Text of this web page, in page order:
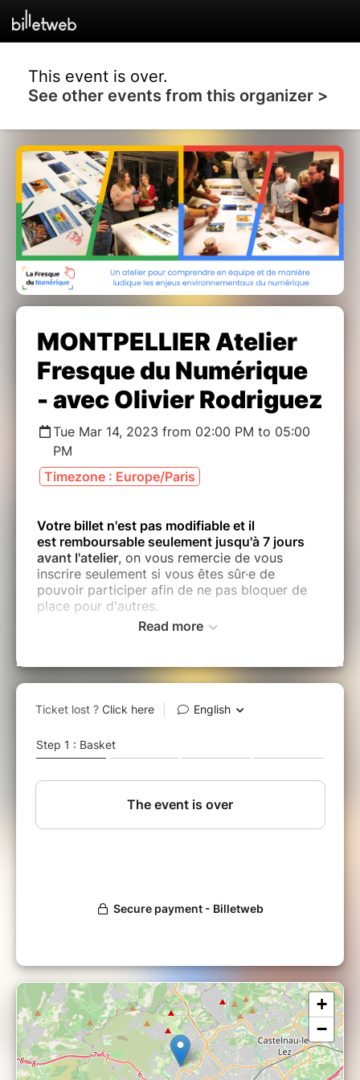
This event is over.
See other events from this organizer >
MONTPELLIER Atelier
Fresque du Numérique
- avec Olivier Rodriguez
Tue Mar 14, 2023 from 02:00 PM to 05:00
PM
Timezone : Europe/Paris
Votre billet n'est pas modifiable et il
est remboursable seulement jusqu'à 7 jours
avant l'atelier, on vous remercie de vous
inscrire seulement si vous êtes sûr·e de
pouvoir participer afin de ne pas bloquer de
place pour d'autres.
Cet atelier citoyen est destiné aux particuliers
seulement en test, avec maximum 1
représentant·e d'une même entreprise. Si vous
page dédiée aux entreprises.
Cet atelier citoyen est animé bénévolement.
Le prix de votre participation est libre avec un
l'animateur·rice et de l'association pour
réaliser cet atelier. C'est un principe de
plus solidaire. Par conséquent, merci
d'envisager votre participation en toute
conscience. Ces contributions financières
aident l'association à se développer et ainsi à
sensibiliser plus de personnes.
Cette session aura lieu en présentiel à
l'adresse indiquée. Les infos détaillées seront
Read more
+
−